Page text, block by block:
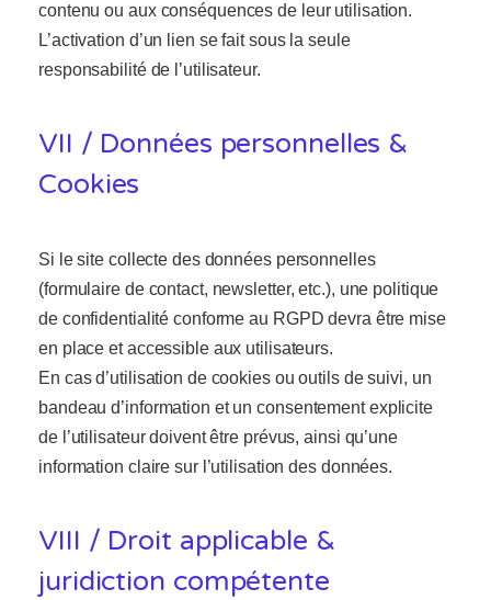
contenu ou aux conséquences de leur utilisation.
L’activation d’un lien se fait sous la seule
responsabilité de l’utilisateur.
VII / Données personnelles &
Cookies
Si le site collecte des données personnelles
(formulaire de contact, newsletter, etc.), une politique
de confidentialité conforme au RGPD devra être mise
en place et accessible aux utilisateurs.
En cas d’utilisation de cookies ou outils de suivi, un
bandeau d’information et un consentement explicite
de l’utilisateur doivent être prévus, ainsi qu’une
information claire sur l’utilisation des données.
VIII / Droit applicable &
juridiction compétente